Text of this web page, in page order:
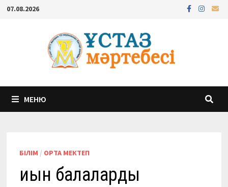
Перейти
содержимому
07.08.2026
МЕНЮ
БІЛІМ / ОРТА МЕКТЕП
Қиын балаларды